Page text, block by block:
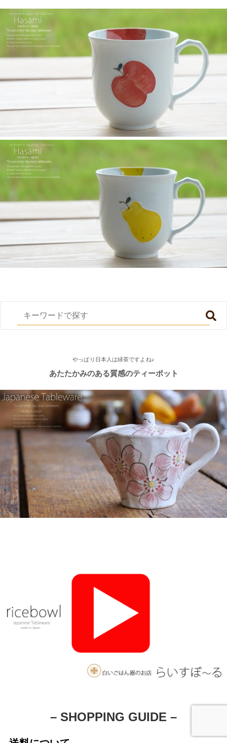
やっぱり日本人は緑茶ですよね♪
あたたかみのある質感のティーポット
– SHOPPING GUIDE –